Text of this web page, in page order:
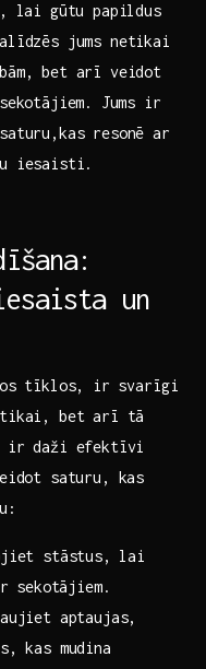
lai gūtu ‌papildus⁣
jums netikai
bet arī veidot
⁢Jums⁣ ir
resonē ar
iesaisti.
un
tīklos, ir⁢ svarīgi
bet arī tā
ir daži efektīvi
saturu, kas
stāstus,⁤ lai
sekotājiem.
aptaujas,
kas mudina